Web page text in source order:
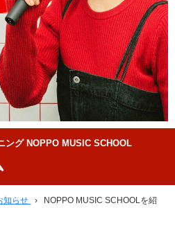
ング NOPPO MUSIC SCHOOL
知らせ ›
NOPPO MUSIC SCHOOLを紹